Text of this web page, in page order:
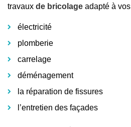
travaux de bricolage adapté à
électricité
plomberie
carrelage
déménagement
la réparation de fissures
l’entretien des façades